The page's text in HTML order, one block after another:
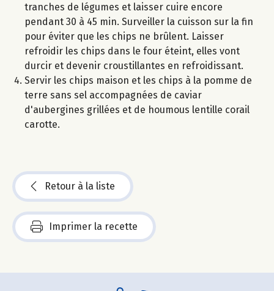
tranches de légumes et laisser cuire encore
pendant 30 à 45 min. Surveiller la cuisson sur la fin
pour éviter que les chips ne brûlent. Laisser
refroidir les chips dans le four éteint, elles vont
durcir et devenir croustillantes en refroidissant.
Servir les chips maison et les chips à la pomme de
terre sans sel accompagnées de caviar
d'aubergines grillées et de houmous lentille corail
carotte.
Retour à la liste
Imprimer la recette